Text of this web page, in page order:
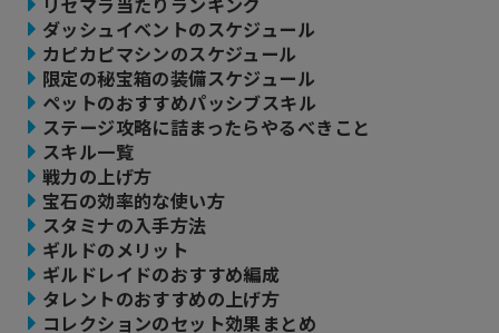
ダッシュイベントのスケジュール
カピカピマシンのスケジュール
限定の秘宝箱の装備スケジュール
ペットのおすすめパッシブスキル
ステージ攻略に詰まったらやるべきこと
スキル一覧
戦力の上げ方
宝石の効率的な使い方
スタミナの入手方法
ギルドのメリット
ギルドレイドのおすすめ編成
タレントのおすすめの上げ方
コレクションのセット効果まとめ